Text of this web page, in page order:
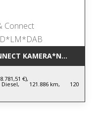
€),
Diesel, 121.886 km, 120